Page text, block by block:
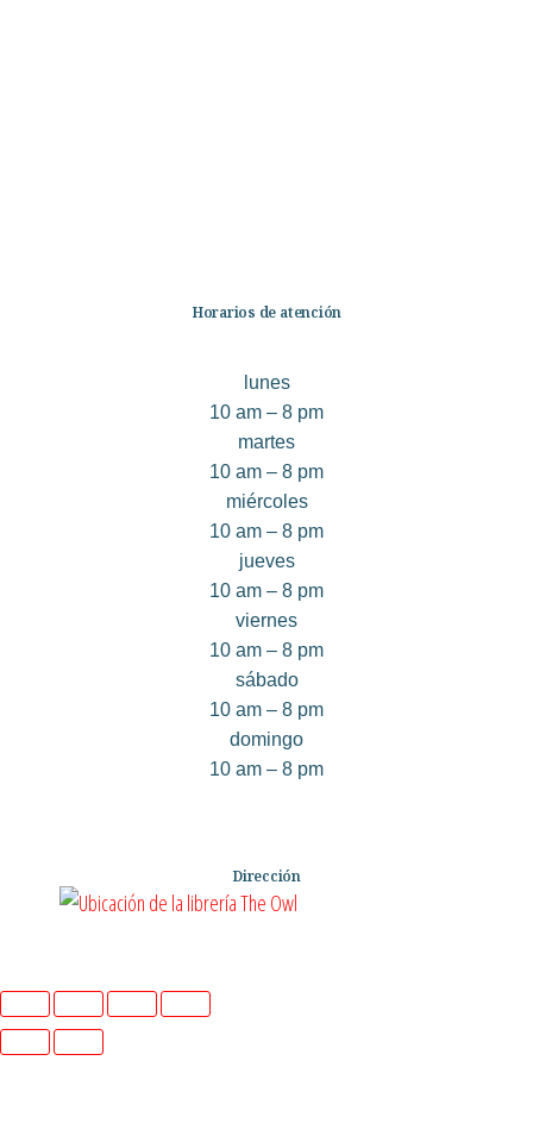
Horarios de atención
lunes
10 am – 8 pm
martes
10 am – 8 pm
miércoles
10 am – 8 pm
jueves
10 am – 8 pm
viernes
10 am – 8 pm
sábado
10 am – 8 pm
domingo
10 am – 8 pm
Dirección